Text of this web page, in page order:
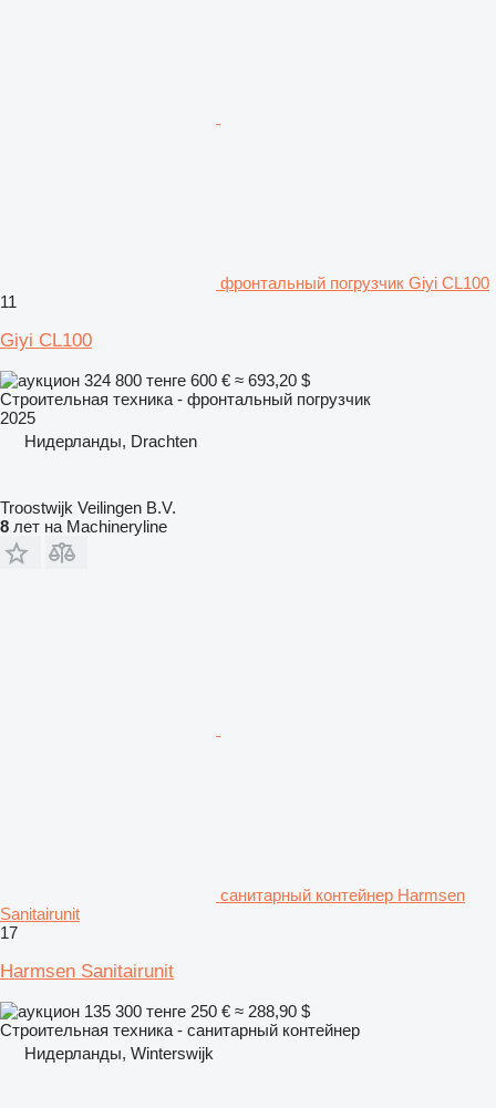
фронтальный погрузчик Giyi CL100
11
Giyi CL100
324 800 тенге 600 € ≈ 693,20 $
Строительная техника - фронтальный погрузчик
2025
Нидерланды, Drachten
Troostwijk Veilingen B.V.
8 лет на Machineryline
санитарный контейнер Harmsen
Sanitairunit
17
Harmsen Sanitairunit
135 300 тенге 250 € ≈ 288,90 $
Строительная техника - санитарный контейнер
Нидерланды, Winterswijk